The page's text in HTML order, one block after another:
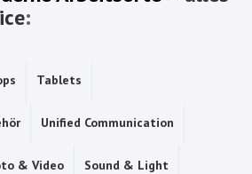
:
Tablets
Unified Communication
& Video Sound & Light